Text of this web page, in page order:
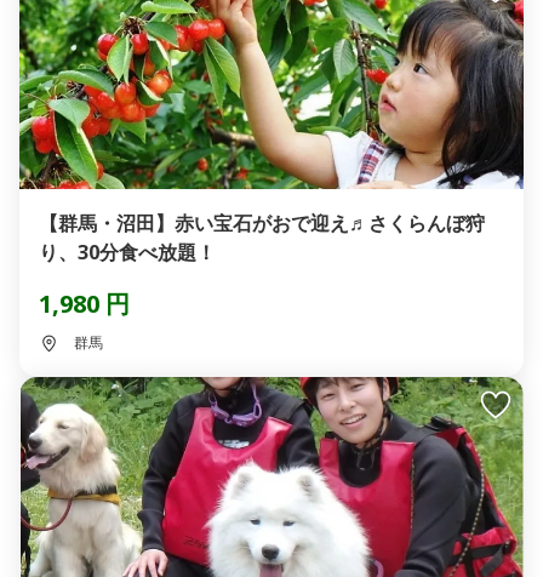
【群馬・沼田】赤い宝石がおで迎え♬さくらんぼ狩
り、30分食べ放題！
1,980 円
群馬